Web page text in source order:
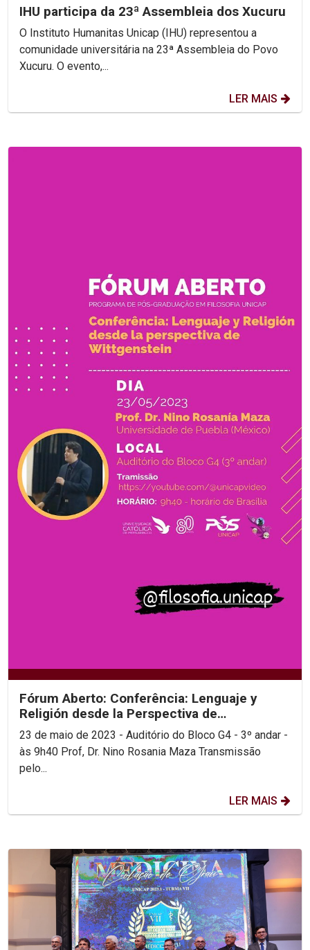
IHU participa da 23ª Assembleia dos Xucuru
O Instituto Humanitas Unicap (IHU) representou a
comunidade universitária na 23ª Assembleia do Povo
Xucuru. O evento,...
LER MAIS
Fórum Aberto: Conferência: Lenguaje y
Religión desde la Perspectiva de
Wittgenstein
23 de maio de 2023 - Auditório do Bloco G4 - 3º andar -
às 9h40 Prof, Dr. Nino Rosania Maza Transmissão
pelo...
LER MAIS